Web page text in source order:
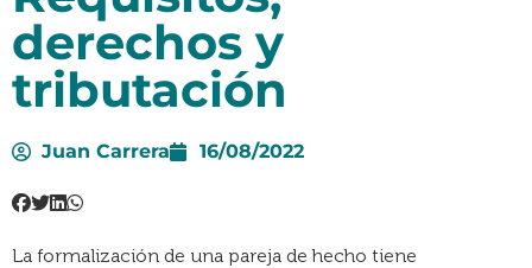
derechos y
tributación
Juan Carrera 16/08/2022
La formalización de una pareja de hecho tiene